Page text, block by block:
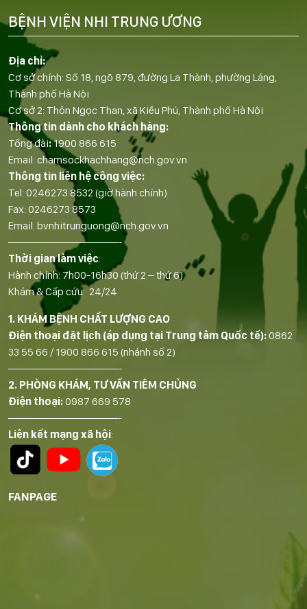
Địa chỉ:
Cơ sở chính: Số 18, ngõ 879, đường La Thành, phường Láng,
Thành phố Hà Nội
Cơ sở 2: Thôn Ngọc Than, xã Kiều Phú, Thành phố Hà Nội
Thông tin dành cho khách hàng:
Tổng đài:1900 866 615
Email: chamsockhachhang@nch.gov.vn
Thông tin liên hệ công việc:
Tel: 0246273 8532 (giờ hành chính)
Fax: 0246273 8573
Email: bvnhitrunguong@nch.gov.vn
——————————-
Thời gian làm việc:
Hành chính: 7h00-16h30 (thứ 2 – thứ 6)
Khám & Cấp cứu: 24/24
1. KHÁM BỆNH CHẤT LƯỢNG CAO
Điện thoại đặt lịch (áp dụng tại Trung tâm Quốc tế):0862
33 55 66 / 1900 866 615 (nhánh số 2)
——————————-
2. PHÒNG KHÁM, TƯ VẤN TIÊM CHỦNG
Điện thoại:0987 669 578
——————————-
Liên kết mạng xã hội:
FANPAGE
BỆNH VIỆN NHI TRUNG ƯƠNG